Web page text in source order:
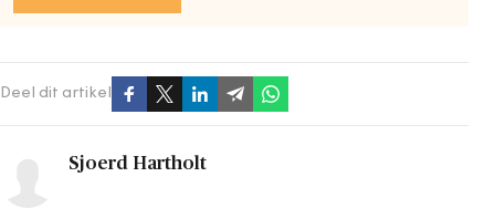
Deel dit artikel
Sjoerd Hartholt